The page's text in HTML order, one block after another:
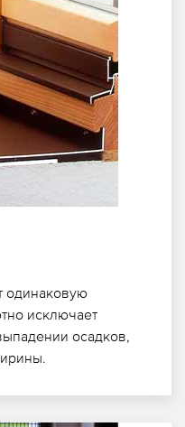
одинаковую
исключает
осадков,